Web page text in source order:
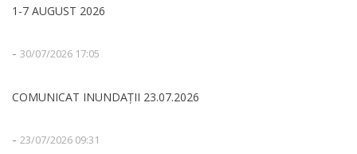
1-7 AUGUST 2026
- 30/07/2026 17:05
COMUNICAT INUNDAȚII 23.07.2026
- 23/07/2026 09:31